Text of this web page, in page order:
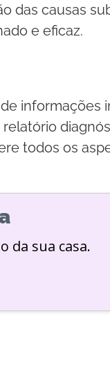
das causas
e eficaz.
informações
todos os
da sua casa.